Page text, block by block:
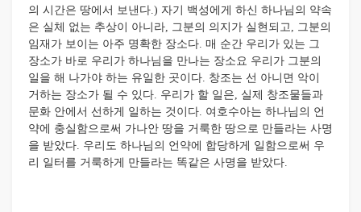
의 시간은 땅에서 보낸다.) 자기 백성에게 하신 하나님의 약속
은 실체 없는 추상이 아니라, 그분의 의지가 실현되고, 그분의
임재가 보이는 아주 명확한 장소다. 매 순간 우리가 있는 그
장소가 바로 우리가 하나님을 만나는 장소요 우리가 그분의
일을 해 나가야 하는 유일한 곳이다. 창조는 선 아니면 악이
거하는 장소가 될 수 있다. 우리가 할 일은, 실제 창조물들과
문화 안에서 선하게 일하는 것이다. 여호수아는 하나님의 언
약에 충실함으로써 가나안 땅을 거룩한 땅으로 만들라는 사명
을 받았다. 우리도 하나님의 언약에 합당하게 일함으로써 우
리 일터를 거룩하게 만들라는 똑같은 사명을 받았다.